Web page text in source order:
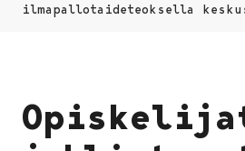
ilmapallotaideteoksella